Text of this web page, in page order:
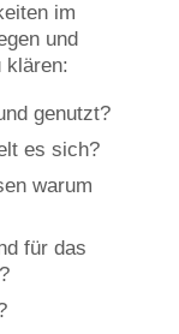
im
und
klären:
genutzt?
es sich?
warum
für das